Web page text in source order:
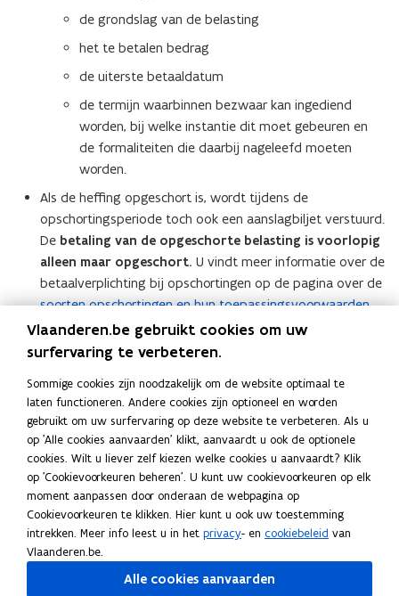
de grondslag van de belasting
het te betalen bedrag
de uiterste betaaldatum
de termijn waarbinnen bezwaar kan ingediend
worden, bij welke instantie dit moet gebeuren en
de formaliteiten die daarbij nageleefd moeten
worden.
Als de heffing opgeschort is, wordt tijdens de
opschortingsperiode toch ook een aanslagbiljet verstuurd.
De betaling van de opgeschorte belasting is voorlopig
alleen maar opgeschort. U vindt meer informatie over de
betaalverplichting bij opschortingen op de pagina over de
soorten opschortingen en hun toepassingsvoorwaarden.
Aan wie verstuurt de Vlaamse
Belastingdienst het aanslagbiljet en verdere
correspondentie?
Deel deze pagina
L
i
n
e
K
o
p
e
Contact
Vlaanderen.be gebruikt cookies om uw
surfervaring te verbeteren.
Sommige cookies zijn noodzakelijk om de website optimaal te
laten functioneren. Andere cookies zijn optioneel en worden
gebruikt om uw surfervaring op deze website te verbeteren. Als u
op 'Alle cookies aanvaarden' klikt, aanvaardt u ook de optionele
cookies. Wilt u liever zelf kiezen welke cookies u aanvaardt? Klik
op 'Cookievoorkeuren beheren'. U kunt uw cookievoorkeuren op elk
moment aanpassen door onderaan de webpagina op
Cookievoorkeuren te klikken. Hier kunt u ook uw toestemming
intrekken. Meer info leest u in het privacy- en cookiebeleid van
Vlaanderen.be.
Alle cookies aanvaarden